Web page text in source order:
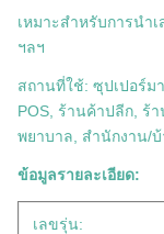
เหมาะสําหรับการนํา
ฯลฯ
สถานที่ใช้: ซุปเปอร์ม
POS, ร้านค้าปลีก, ร้
พยาบาล, สํานักงาน/
ข้อมูลรายละเอียด:
เลขรุ่น: